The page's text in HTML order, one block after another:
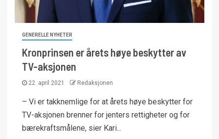
GENERELLE NYHETER
Kronprinsen er årets høye beskytter av
TV-aksjonen
22. april 2021 Redaksjonen
– Vi er takknemlige for at årets høye beskytter for
TV-aksjonen brenner for jenters rettigheter og for
bærekraftsmålene, sier Kari...